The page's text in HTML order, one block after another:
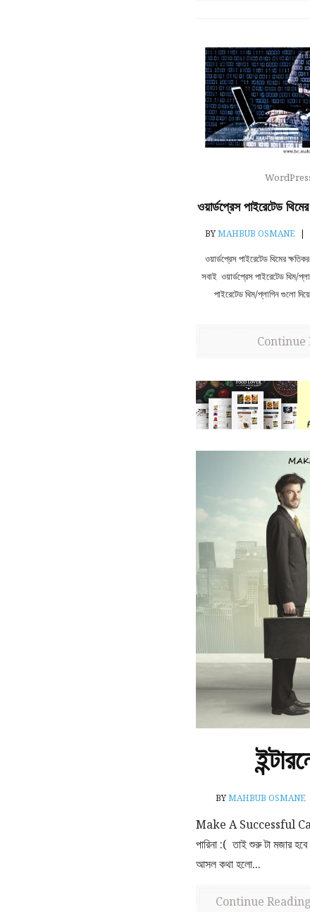
ওয়ার্ডপ্রেস পাইরেটেড
BYMAHBUB OSMANE |
ওয়ার্ডপ্রেস পাইরেটেড থিমের
সবাই ওয়ার্ডপ্রেস পাইরেটেড থিম/
পাইরেটেড থিম/প্লাগিন গুলো
Continue
BYMAHBUB OSMANE
Make A Successful
পারিনা :( তাই শুরু টা মজার
আসল কথা হলো...
Continue Reading